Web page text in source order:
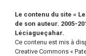
Le contenu du site «
de son auteur. 2005-
Léciagueçahar.
Ce contenu est mis à
Creative Commons «